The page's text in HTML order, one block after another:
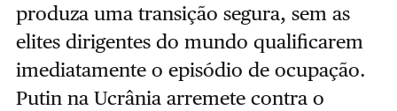
produza uma transição segura, sem as
elites dirigentes do mundo qualificarem
imediatamente o episódio de ocupação.
Putin na Ucrânia arremete contra o